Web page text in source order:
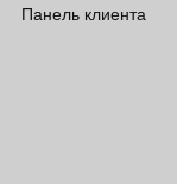
Панель клиента